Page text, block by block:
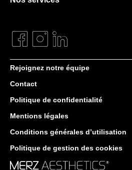
Rejoignez notre équipe
Contact
Politique de confidentialité
Mentions légales
Conditions générales d’utilisation
Politique de gestion des cookies